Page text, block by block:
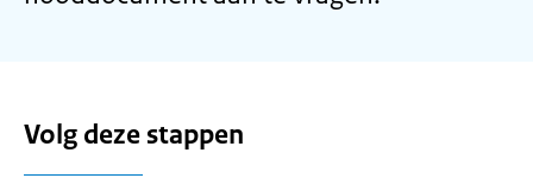
Volg deze stappen